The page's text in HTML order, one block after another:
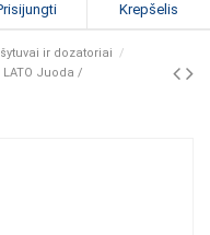
Krepšelis
ir dozatoriai
LATO Juoda /